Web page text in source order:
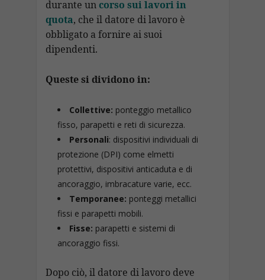
durante uncorso sui lavori in
quota, che il datore di lavoro è
obbligato a fornire ai suoi
dipendenti.
Queste si dividono in:
Collettive: ponteggio metallico
fisso, parapetti e reti di sicurezza.
Personali: dispositivi individuali di
protezione (DPI) come elmetti
protettivi, dispositivi anticaduta e di
ancoraggio, imbracature varie, ecc.
Temporanee: ponteggi metallici
fissi e parapetti mobili.
Fisse: parapetti e sistemi di
ancoraggio fissi.
Dopo ciò, il datore di lavoro deve